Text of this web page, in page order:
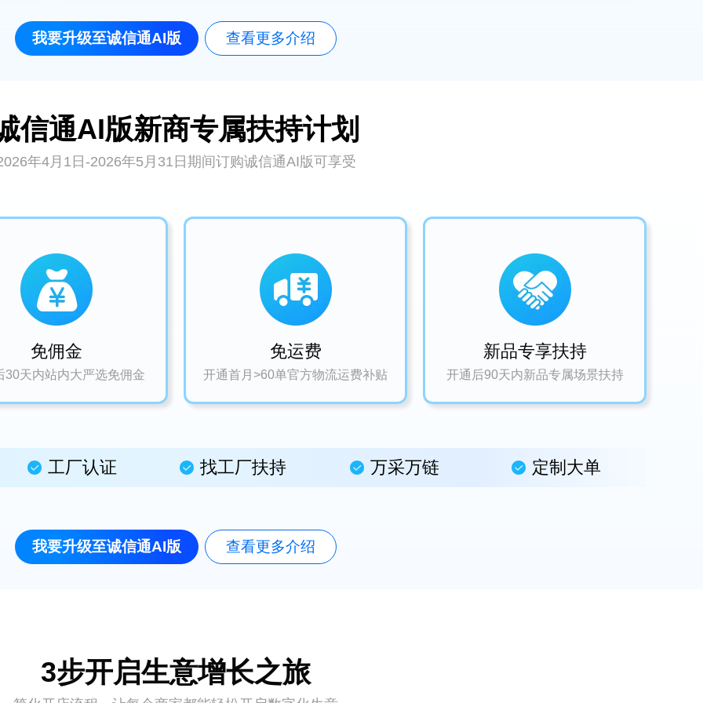
我要升级至诚信通AI版 查看更多介绍
信通AI版新商专属扶持计划
年4月1日-2026年5月31日期间订购诚信通AI版可享受
免佣金
30天内站内大严选免佣金
免运费
开通首月>60单官方物流运费补贴
新品专享扶持
开通后90天内新品专属场景扶持
工厂认证 找工厂扶持 万采万链 定制大单
我要升级至诚信通AI版 查看更多介绍
3步开启生意增长之旅